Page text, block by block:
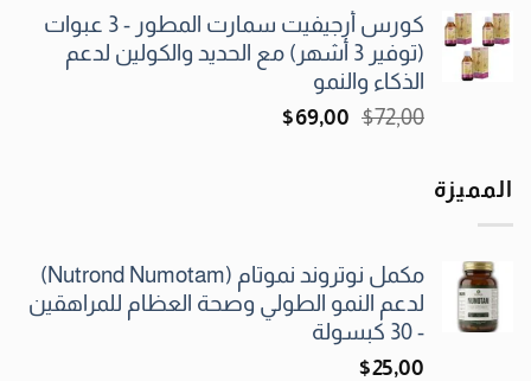
هو:
$63٫00.
هو:
$59٫00.
كورس أرجيفيت سمارت المطور - 3 عبوات
(توفير 3 أشهر) مع الحديد والكولين لدعم
الذكاء والنمو
$
72٫00
السعر$ 69٫00
السعر
المميزة
مكمل نوتروند نموتام (Nutrond Numotam)
لدعم النمو الطولي وصحة العظام للمراهقين
- 30 كبسولة
$
25٫00